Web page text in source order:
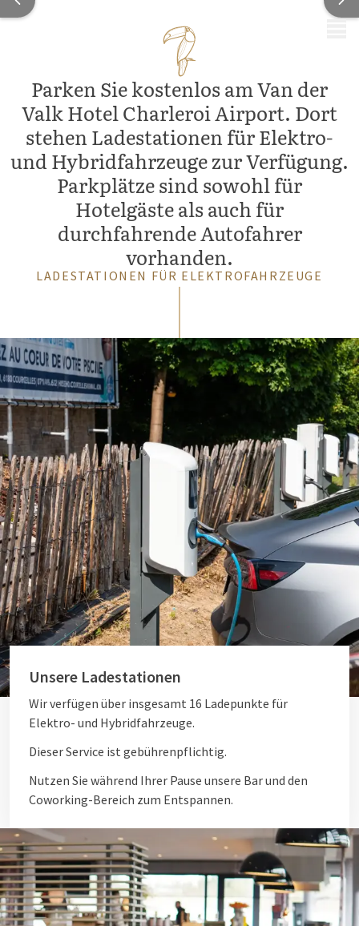
Parken Sie kostenlos am Van der
Valk Hotel Charleroi Airport. Dort
stehen Ladestationen für Elektro-
und Hybridfahrzeuge zur Verfügung.
Parkplätze sind sowohl für
Hotelgäste als auch für
durchfahrende Autofahrer
vorhanden.
LADESTATIONEN FÜR ELEKTROFAHRZEUGE
Unsere Ladestationen
Wir verfügen über insgesamt 16 Ladepunkte für
Elektro- und Hybridfahrzeuge.
Dieser Service ist gebührenpflichtig.
Nutzen Sie während Ihrer Pause unsere Bar und den
Coworking-Bereich zum Entspannen.